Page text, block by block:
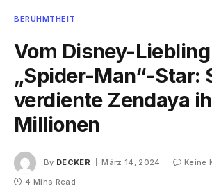
BERÜHMTHEIT
Vom Disney-
„Spider-Man“-Star:
verdiente Zendaya
Millionen
By DECKER März 14, 2024
Keine
4 Mins Read